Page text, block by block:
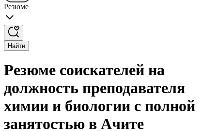
Резюме
Найти
Резюме соискателей на
должность преподавателя
химии и биологии с полной
занятостью в Ачите